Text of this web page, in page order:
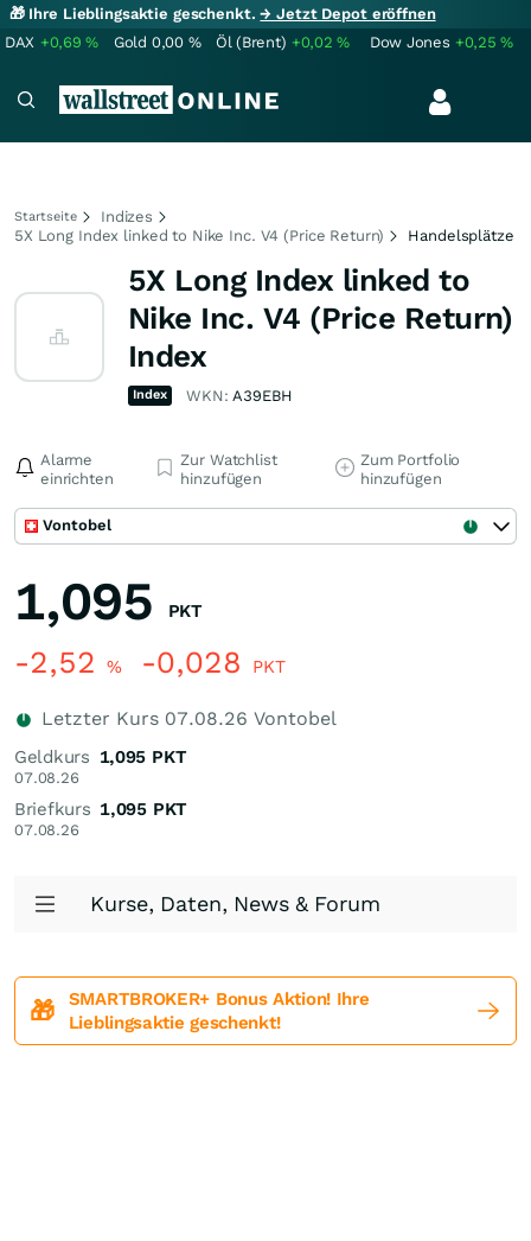
🎁 Ihre Lieblingsaktie geschenkt.→ Jetzt Depot eröffnen
DAX +0,69% Gold 0,00 % Öl (Brent) +0,02% Dow Jones +0,25%
Startseite
Indizes
5X Long Index linked to Nike Inc. V4 (Price Return)
Handelsplätze
5X Long Index linked to
Nike Inc. V4 (Price Return)
Index
Index WKN:A39EBH
Alarme
einrichten
Zur Watchlist
hinzufügen
Zum Portfolio
hinzufügen
Vontobel
1,095 PKT
-2,52 % -0,028 PKT
Letzter Kurs 07.08.26 Vontobel
Geldkurs
07.08.26
1,095 PKT
Briefkurs
07.08.26
1,095 PKT
Kurse, Daten, News & Forum
🎁
SMARTBROKER+ Bonus Aktion! Ihre
Lieblingsaktie geschenkt!